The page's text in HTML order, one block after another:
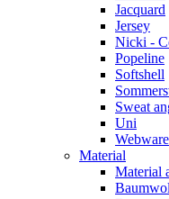
Jacquard
Jersey
Nicki -
Popeline
Softshell
Sweat
Uni
Webware
Material
Material